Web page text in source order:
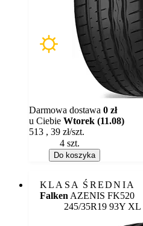
Dostępność:
Darmowa dostawa 0 zł
u Ciebie Wtorek (11.08)
513 , 39 zł/szt.
Do koszyka
KLASA ŚREDNIA
Falken AZENIS FK520
245/35R19 93Y XL